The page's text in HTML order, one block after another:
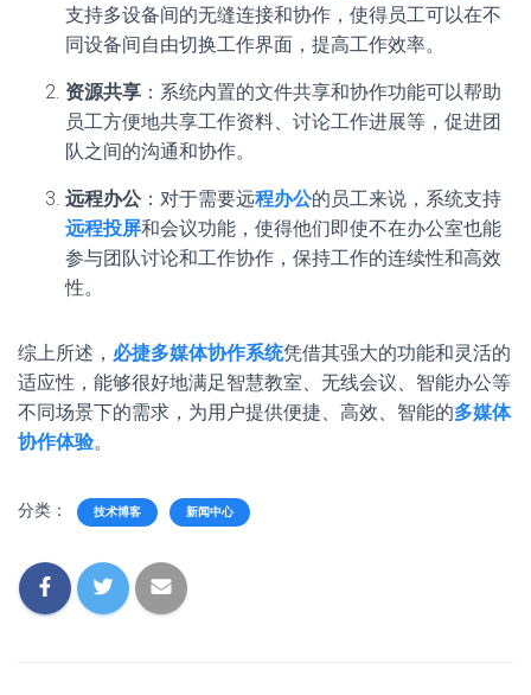
支持多设备间的无缝连接和协作，使得员工可以在不
同设备间自由切换工作界面，提高工作效率。
资源共享 ：系统内置的文件共享和协作功能可以帮助
员工方便地共享工作资料、讨论工作进展等，促进团
队之间的沟通和协作。
远程办公：对于需要远程办公的员工来说，系统支持
远程投屏和会议功能，使得他们即使不在办公室也能
参与团队讨论和工作协作，保持工作的连续性和高效
性。
综上所述， 必捷多媒体协作系统凭借其强大的功能和灵活的
适应性，能够很好地满足智慧教室、无线会议、智能办公等
不同场景下的需求，为用户提供便捷、高效、智能的多媒体
协作体验。
分类： 技术博客 新闻中心